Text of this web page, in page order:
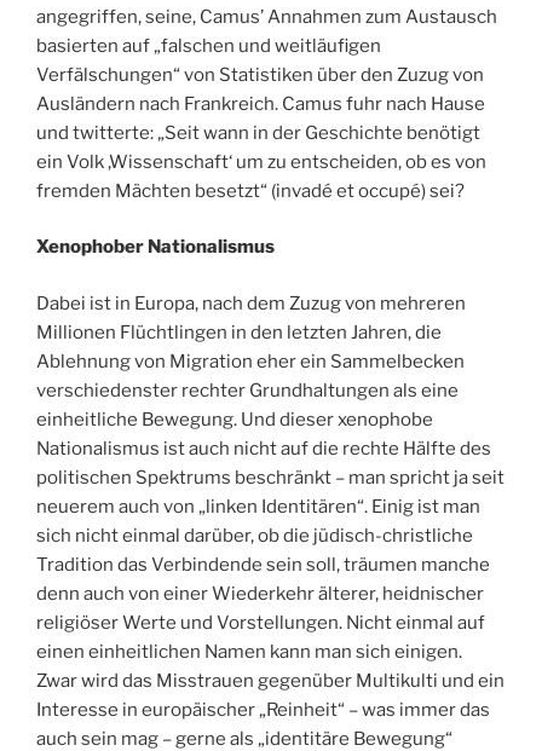
angegriffen, seine, Camus’ Annahmen zum Austausch
basierten auf „falschen und weitläufigen
Verfälschungen“ von Statistiken über den Zuzug von
Ausländern nach Frankreich. Camus fuhr nach Hause
und twitterte: „Seit wann in der Geschichte benötigt
ein Volk ,Wissenschaft‘ um zu entscheiden, ob es von
fremden Mächten besetzt“ (invadé et occupé) sei?
Xenophober Nationalismus
Dabei ist in Europa, nach dem Zuzug von mehreren
Millionen Flüchtlingen in den letzten Jahren, die
Ablehnung von Migration eher ein Sammelbecken
verschiedenster rechter Grundhaltungen als eine
einheitliche Bewegung. Und dieser xenophobe
Nationalismus ist auch nicht auf die rechte Hälfte des
politischen Spektrums beschränkt – man spricht ja seit
neuerem auch von „linken Identitären“. Einig ist man
sich nicht einmal darüber, ob die jüdisch-christliche
Tradition das Verbindende sein soll, träumen manche
denn auch von einer Wiederkehr älterer, heidnischer
religiöser Werte und Vorstellungen. Nicht einmal auf
einen einheitlichen Namen kann man sich einigen.
Zwar wird das Misstrauen gegenüber Multikulti und ein
Interesse in europäischer „Reinheit“ – was immer das
auch sein mag – gerne als „identitäre Bewegung“